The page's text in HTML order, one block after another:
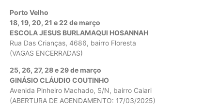
Porto Velho
18, 19, 20, 21 e 22 de março
ESCOLA JESUS BURLAMAQUI HOSANNAH
Rua Das Crianças, 4686, bairro Floresta
(VAGAS ENCERRADAS)
25, 26, 27, 28 e 29 de março
GINÁSIO CLÁUDIO COUTINHO
Avenida Pinheiro Machado, S/N, bairro Caiari
(ABERTURA DE AGENDAMENTO: 17/03/2025)​